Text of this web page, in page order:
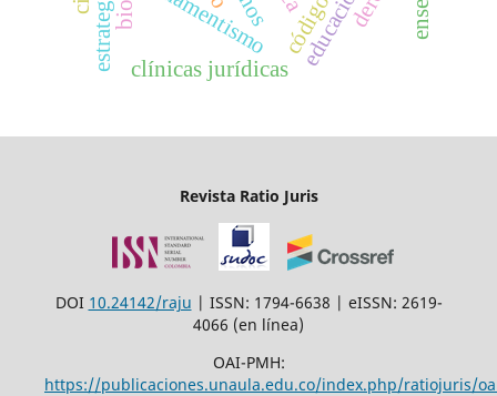
clínicas jurídicas
Revista Ratio Juris
DOI 10.24142/raju | ISSN: 1794-6638 | eISSN: 2619-
4066 (en línea)
OAI-PMH:
https://publicaciones.unaula.edu.co/index.php/ratiojuris/